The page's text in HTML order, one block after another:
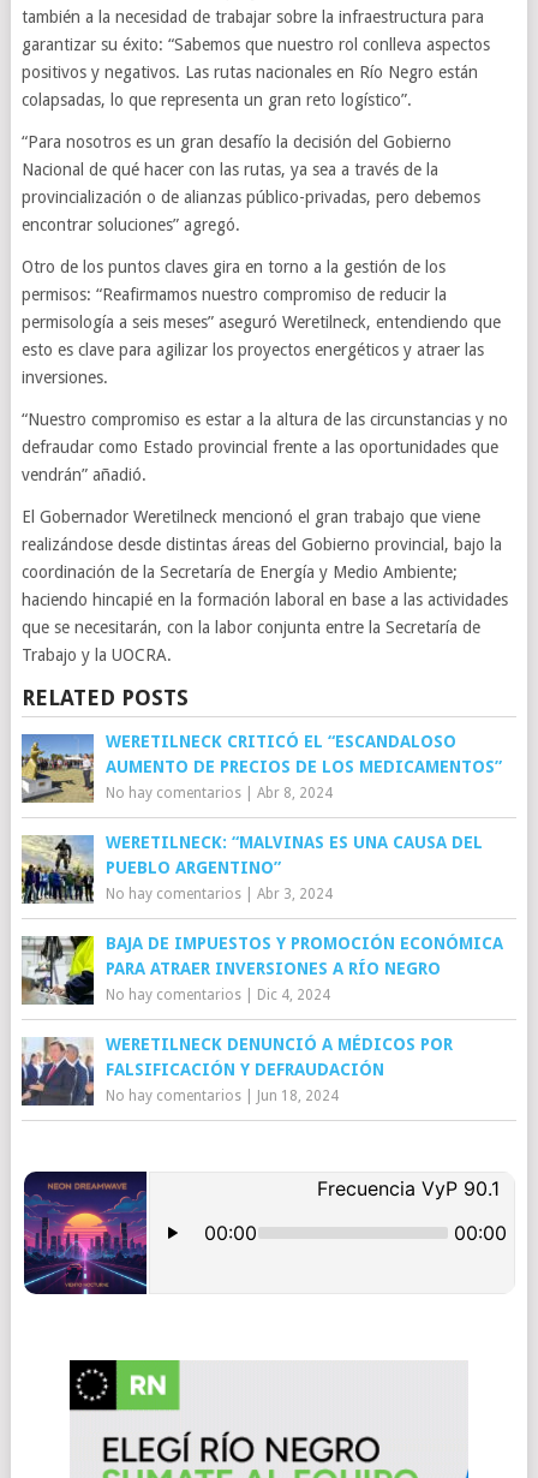
también a la necesidad de trabajar sobre la infraestructura para
garantizar su éxito: “Sabemos que nuestro rol conlleva aspectos
positivos y negativos. Las rutas nacionales en Río Negro están
colapsadas, lo que representa un gran reto logístico”.
“Para nosotros es un gran desafío la decisión del Gobierno
Nacional de qué hacer con las rutas, ya sea a través de la
provincialización o de alianzas público-privadas, pero debemos
encontrar soluciones” agregó.
Otro de los puntos claves gira en torno a la gestión de los
permisos: “Reafirmamos nuestro compromiso de reducir la
permisología a seis meses” aseguró Weretilneck, entendiendo que
esto es clave para agilizar los proyectos energéticos y atraer las
inversiones.
“Nuestro compromiso es estar a la altura de las circunstancias y no
defraudar como Estado provincial frente a las oportunidades que
vendrán” añadió.
El Gobernador Weretilneck mencionó el gran trabajo que viene
realizándose desde distintas áreas del Gobierno provincial, bajo la
coordinación de la Secretaría de Energía y Medio Ambiente;
haciendo hincapié en la formación laboral en base a las actividades
que se necesitarán, con la labor conjunta entre la Secretaría de
Trabajo y la UOCRA.
RELATED POSTS
WERETILNECK CRITICÓ EL “ESCANDALOSO
AUMENTO DE PRECIOS DE LOS MEDICAMENTOS”
No hay comentarios| Abr 8, 2024
WERETILNECK: “MALVINAS ES UNA CAUSA DEL
PUEBLO ARGENTINO”
No hay comentarios| Abr 3, 2024
BAJA DE IMPUESTOS Y PROMOCIÓN ECONÓMICA
PARA ATRAER INVERSIONES A RÍO NEGRO
No hay comentarios| Dic 4, 2024
WERETILNECK DENUNCIÓ A MÉDICOS POR
FALSIFICACIÓN Y DEFRAUDACIÓN
No hay comentarios| Jun 18, 2024